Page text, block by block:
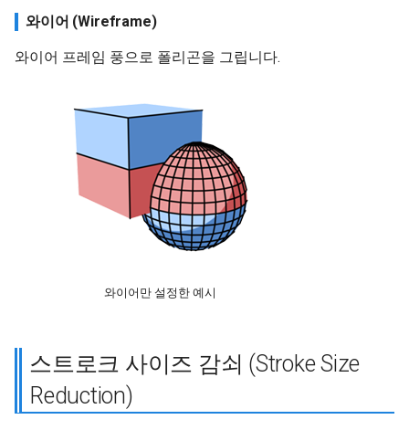
와이어 (Wireframe)
와이어 프레임 풍으로 폴리곤을 그립니다.
와이어만 설정한 예시
스트로크 사이즈 감쇠 (Stroke Size
Reduction)